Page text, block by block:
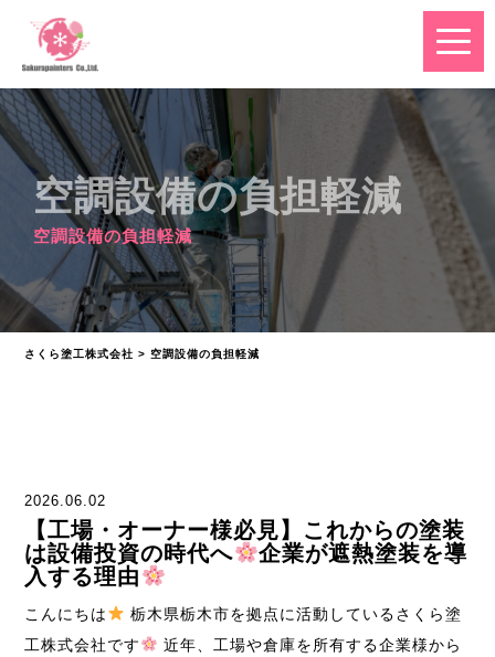
空調設備の負担軽減
空調設備の負担軽減
さくら塗工株式会社 >空調設備の負担軽減
2026.06.02
【工場・オーナー様必見】これからの塗装
は設備投資の時代へ
企業が遮熱塗装を導
入する理由
こんにちは
栃木県栃木市を拠点に活動しているさくら塗
工株式会社です
近年、工場や倉庫を所有する企業様から